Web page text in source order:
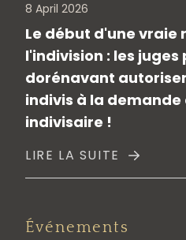
8 April 2026
Le début d'une vraie
l'indivision : les juges
dorénavant
indivis à la demande
indivisaire !
LIRE LA SUITE
Événements